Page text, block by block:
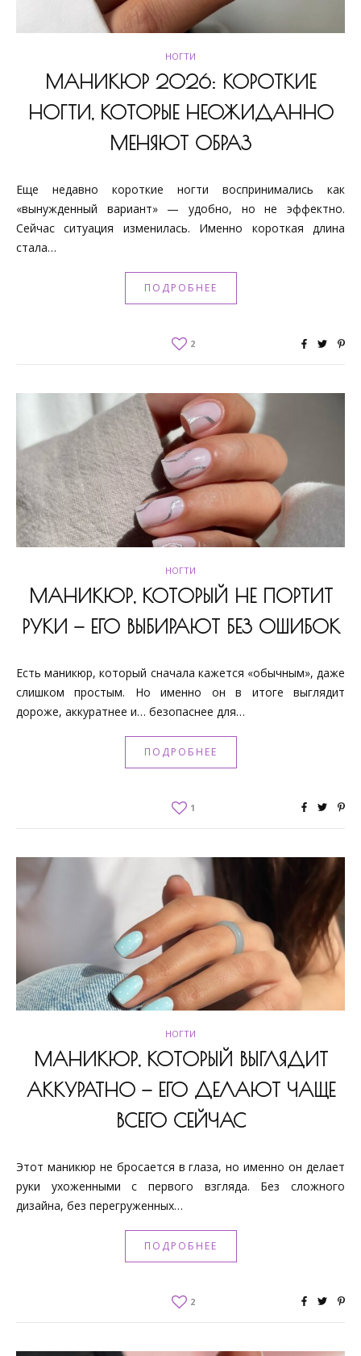
НОГТИ
МАНИКЮР 2026: КОРОТКИЕ
НОГТИ, КОТОРЫЕ НЕОЖИДАННО
МЕНЯЮТ ОБРАЗ
Еще недавно короткие ногти воспринимались как
«вынужденный вариант» — удобно, но не эффектно.
Сейчас ситуация изменилась. Именно короткая длина
стала…
ПОДРОБНЕЕ
2
НОГТИ
МАНИКЮР, КОТОРЫЙ НЕ ПОРТИТ
РУКИ — ЕГО ВЫБИРАЮТ БЕЗ ОШИБОК
Есть маникюр, который сначала кажется «обычным», даже
слишком простым. Но именно он в итоге выглядит
дороже, аккуратнее и… безопаснее для…
ПОДРОБНЕЕ
1
НОГТИ
МАНИКЮР, КОТОРЫЙ ВЫГЛЯДИТ
АККУРАТНО — ЕГО ДЕЛАЮТ ЧАЩЕ
ВСЕГО СЕЙЧАС
Этот маникюр не бросается в глаза, но именно он делает
руки ухоженными с первого взгляда. Без сложного
дизайна, без перегруженных…
ПОДРОБНЕЕ
2